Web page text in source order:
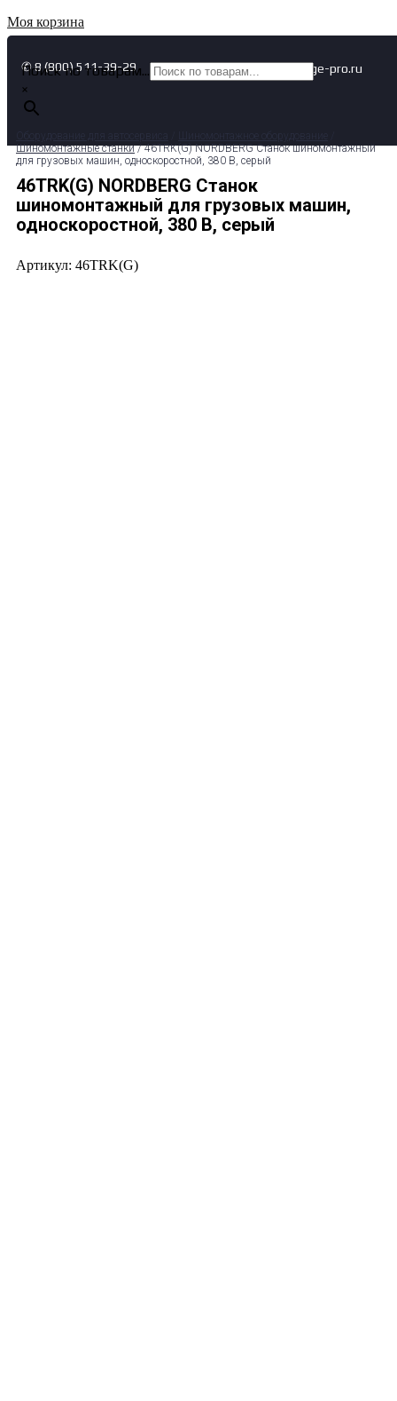
Моя корзина
✆ 8 (800) 511-39-29 ✉ info@garage-pro.ru
Поиск по товарам...
×
Шиномонтажные станки/ 46TRK(G) NORDBERG Станок шиномонтажный
для грузовых машин, односкоростной, 380 В, серый
46TRK(G) NORDBERG Станок
шиномонтажный для грузовых машин,
односкоростной, 380 В, серый
Артикул: 46TRK(G)